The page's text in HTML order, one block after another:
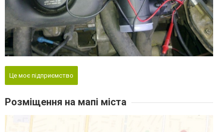
Це моє підприємство
Розміщення на мапі міста